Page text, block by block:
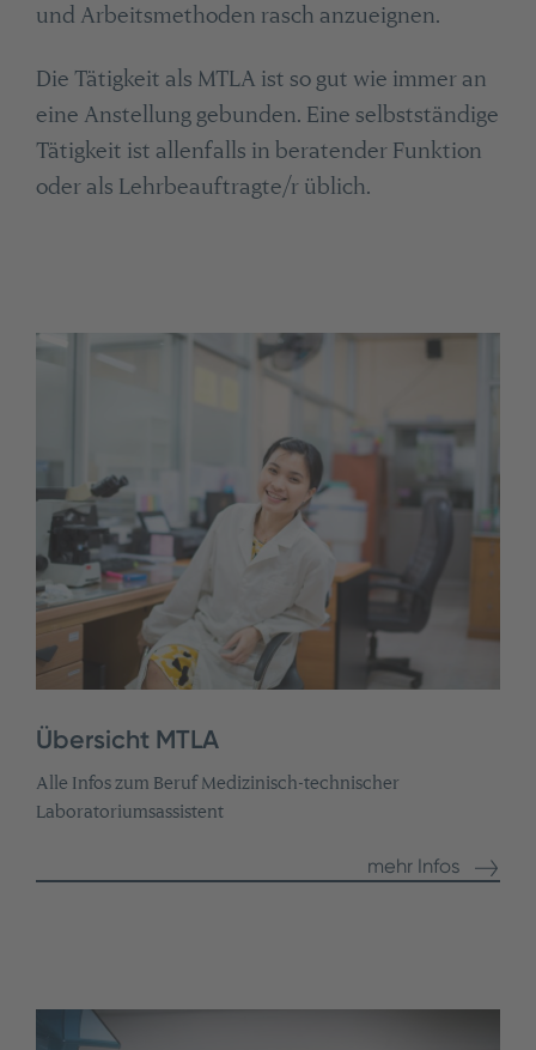
und Arbeitsmethoden rasch anzueignen.
Die Tätigkeit als MTLA ist so gut wie immer an
eine Anstellung gebunden. Eine selbstständige
Tätigkeit ist allenfalls in beratender Funktion
oder als Lehrbeauftragte/r üblich.
Übersicht MTLA
Alle Infos zum Beruf Medizinisch-technischer
Laboratoriumsassistent
mehr Infos